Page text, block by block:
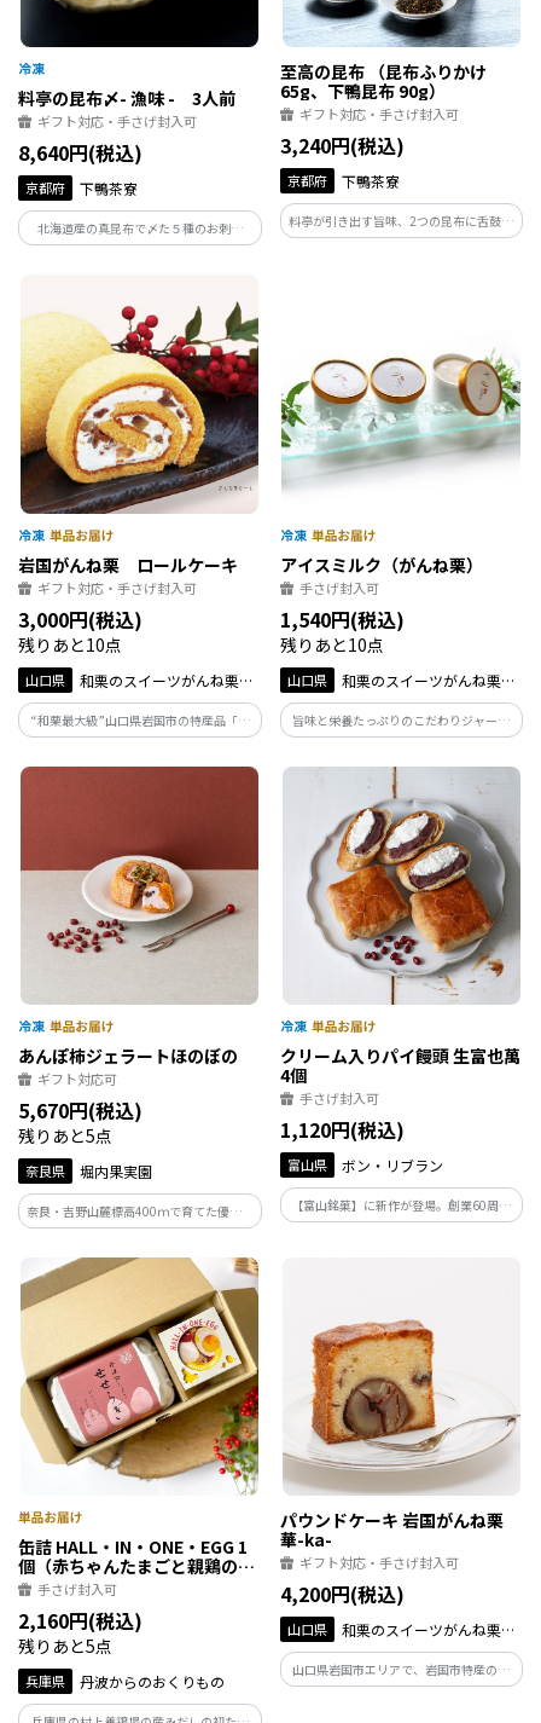
料亭の昆布〆- 漁味 - 3人前
ギフト対応・手さげ封入可
8,640円(税込)
京都府 下鴨茶寮
北海道産の真昆布で〆た５種のお刺身
「漁味」。鯛、鮭、平目、海老、ホタテ
でお届けします。
至高の昆布 （昆布ふりかけ
65g、下鴨昆布 90g）
ギフト対応・手さげ封入可
3,240円(税込)
京都府 下鴨茶寮
料亭が引き出す旨味、2つの昆布に舌鼓。
「がごめ昆布ふりかけ」と「下鴨昆布」
岩国がんね栗 ロールケーキ
ギフト対応・手さげ封入可
3,000円(税込)
残りあと10点
山口県
和栗のスイーツがんね栗の
里
“和栗最大級”山口県岩国市の特産品「が
んね栗」を贅沢に刻み、ふんわりと焼き
上げた生地で巻き上げました。
アイスミルク（がんね栗）
手さげ封入可
1,540円(税込)
残りあと10点
山口県
和栗のスイーツがんね栗の
里
旨味と栄養たっぷりのこだわりジャージ
ー牛乳と、岩国市美和町特産のがんね栗
を使ったアイスミルク。
あんぽ柿ジェラートほのぼの
ギフト対応可
5,670円(税込)
残りあと5点
奈良県 堀内果実園
奈良・吉野山麓標高400ｍで育てた優しく
自然な甘みの「あんぽ柿」と、奈良で人
気のジェラテリアノンナの４種類の素材
の風味が活きた濃厚な「ジェラート」と
の相性が抜群のひんやりスイーツです。
クリーム入りパイ饅頭 生富也萬
4個
手さげ封入可
1,120円(税込)
富山県 ボン・リブラン
【富山銘菓】に新作が登場。創業60周年
を記念し、新しい【富也萬】をお届けい
缶詰 HALL・IN・ONE・EGG 1
個（赤ちゃんたまごと親鶏のス
ープ）と兵庫認証食品ひょうご
推奨ブランド「せせらぎ」6個
セット
手さげ封入可
2,160円(税込)
残りあと5点
兵庫県 丹波からのおくりもの
パウンドケーキ 岩国がんね栗
華-ka-
ギフト対応・手さげ封入可
4,200円(税込)
山口県
和栗のスイーツがんね栗の
里
山口県岩国市エリアで、岩国市特産の希
少品種「岸根栗」の生産・加工を手掛け